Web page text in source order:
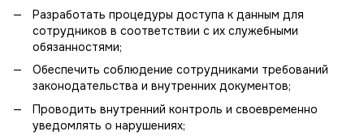
Разработать процедуры доступа к данным для
сотрудников в соответствии с их служебными
обязанностями;
Обеспечить соблюдение сотрудниками требований
законодательства и внутренних документов;
Проводить внутренний контроль и своевременно
уведомлять о нарушениях;